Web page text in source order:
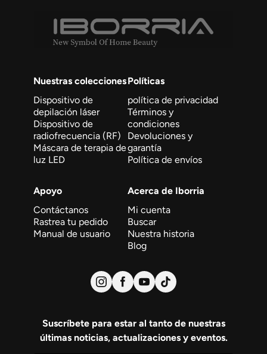
Nuestras colecciones
Dispositivo de
depilación láser
Dispositivo de
radiofrecuencia (RF)
Máscara de terapia de
luz LED
Políticas
política de privacidad
Términos y
condiciones
Devoluciones y
garantía
Política de envíos
Apoyo
Contáctanos
Rastrea tu pedido
Manual de usuario
Acerca de Iborria
Mi cuenta
Buscar
Nuestra historia
Blog
Suscríbete para estar al tanto de nuestras
últimas noticias, actualizaciones y eventos.